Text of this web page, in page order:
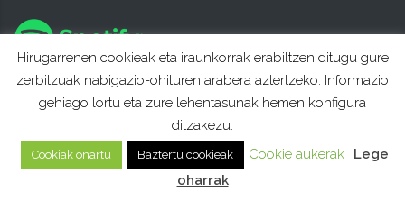
Hirugarrenen cookieak eta iraunkorrak erabiltzen ditugu gure
zerbitzuak nabigazio-ohituren arabera aztertzeko. Informazio
gehiago lortu eta zure lehentasunak hemen konfigura
ditzakezu.
Cookiak onartu Baztertu cookieak Cookie aukerak
Lege
oharrak